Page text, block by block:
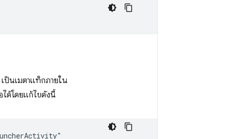
ป็นเมตาแท็กภายใน
ได้โดยแก้ไขดังนี้